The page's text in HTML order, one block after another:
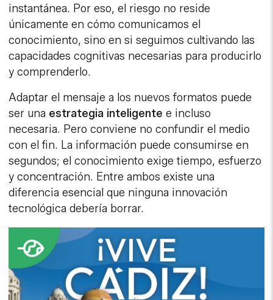
instantánea. Por eso, el riesgo no reside
únicamente en cómo comunicamos el
conocimiento, sino en si seguimos cultivando las
capacidades cognitivas necesarias para producirlo
y comprenderlo.
Adaptar el mensaje a los nuevos formatos puede
ser una estrategia inteligente e incluso
necesaria. Pero conviene no confundir el medio
con el fin. La información puede consumirse en
segundos; el conocimiento exige tiempo, esfuerzo
y concentración. Entre ambos existe una
diferencia esencial que ninguna innovación
tecnológica debería borrar.